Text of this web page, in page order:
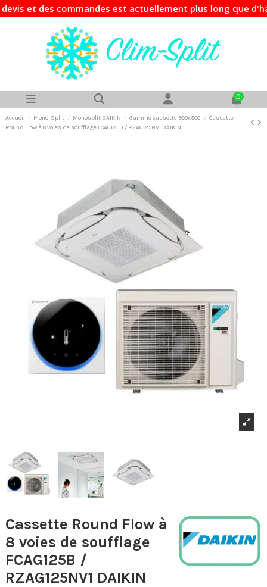
commandes est actuellement plus long que
0
Accueil Mono-Split Monosplit DAIKIN Gamme cassette 900x900
Cassette
Round Flow à 8 voies de soufflage FCAG125B / RZAG125NV1 DAIKIN
Cassette Round Flow à
8 voies de soufflage
FCAG125B /
RZAG125NV1 DAIKIN